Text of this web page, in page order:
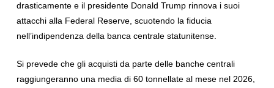
drasticamente e il presidente Donald Trump rinnova i suoi
attacchi alla Federal Reserve, scuotendo la fiducia
nell’indipendenza della banca centrale statunitense.
Si prevede che gli acquisti da parte delle banche centrali
raggiungeranno una media di 60 tonnellate al mese nel 2026,